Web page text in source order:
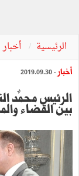
الرئيسية أخبار
أخبار - 2019.09.30
الرئيس محمٌد
بين القضاء